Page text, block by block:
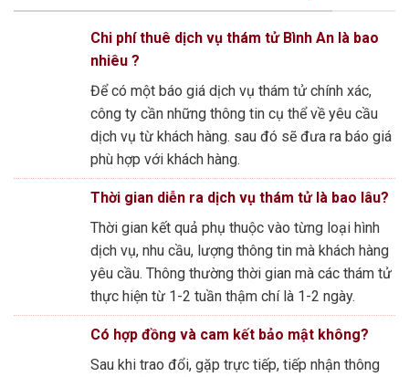
Chi phí thuê dịch vụ thám tử Bình An là bao
nhiêu ?
Để có một báo giá dịch vụ thám tử chính xác,
công ty cần những thông tin cụ thể về yêu cầu
dịch vụ từ khách hàng. sau đó sẽ đưa ra báo giá
phù hợp với khách hàng.
Thời gian diễn ra dịch vụ thám tử là bao lâu?
Thời gian kết quả phụ thuộc vào từng loại hình
dịch vụ, nhu cầu, lượng thông tin mà khách hàng
yêu cầu. Thông thường thời gian mà các thám tử
thực hiện từ 1-2 tuần thậm chí là 1-2 ngày.
Có hợp đồng và cam kết bảo mật không?
Sau khi trao đổi, gặp trực tiếp, tiếp nhận thông